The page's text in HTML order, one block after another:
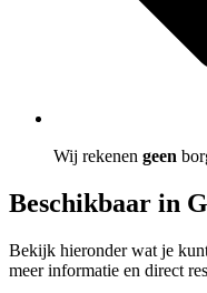
Wij rekenen geen
Beschikbaar in
Bekijk hieronder wat je
meer informatie en direct